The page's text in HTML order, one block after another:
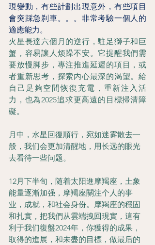
現變動，有些計劃出現意外，有些項目
會突踩急刹車。。。非常考驗一個人的
適應能力。
火星長達六個月的逆行，駐足獅子和巨
蟹，容易讓人烦躁不安。它提醒我們需
要放慢脚步，專注推進延遲的項目，或
者重新思考，探索内心最深的渴望。給
自己足夠空間恢復充電，重新注入活
力，也為2025追求更高遠的目標掃清障
礙。
月中，水星回復順行，宛如迷雾散去一
般，我们会更加清醒地，用长远的眼光
去看待一些问题。
12月下半旬，随着太阳進摩羯座，土象
能量逐漸加强，摩羯座關注个人的事
业，成就，和社会身份。摩羯座的穩固
和扎實，把我們从雲端拽回現實，這有
利于我们復盤2024年，你獲得的成果，
取得的進展，和未盡的目標，做最后的